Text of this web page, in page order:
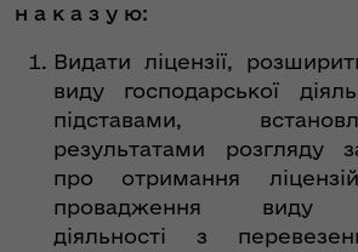
н а к а з у ю:
Видати ліцензії,
виду господарської
підставами,
результатами розгляду
про отримання
провадження виду
діяльності з